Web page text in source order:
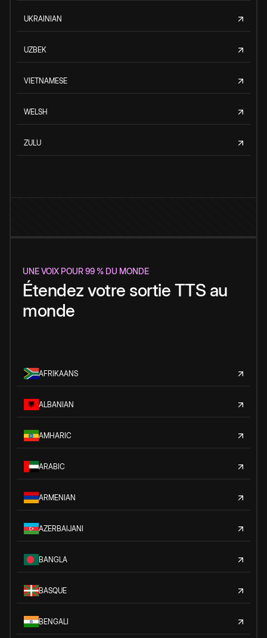
UKRAINIAN
UZBEK
VIETNAMESE
WELSH
ZULU
UNE VOIX POUR 99 % DU MONDE
Étendez votre sortie TTS au
monde
AFRIKAANS
ALBANIAN
AMHARIC
ARABIC
ARMENIAN
AZERBAIJANI
BANGLA
BASQUE
BENGALI